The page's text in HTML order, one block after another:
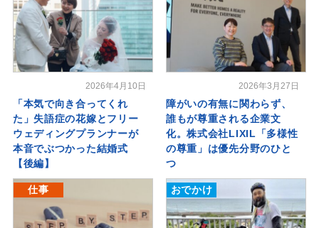
2026年4月10日
「本気で向き合ってくれ
た」失語症の花嫁とフリー
ウェディングプランナーが
本音でぶつかった結婚式
【後編】
2026年3月27日
障がいの有無に関わらず、
誰もが尊重される企業文
化。株式会社LIXIL「多様性
の尊重」は優先分野のひと
つ
仕事 おでかけ